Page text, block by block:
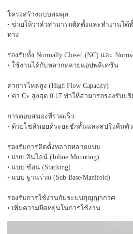
โครงสร้างแบบสมดุล
• ช่วยให้วาล์วสามารถติดตั้งและทำงานได้
ทาง
รองรับทั้ง Normally Closed (NC) และ
• ใช้งานได้กับหลากหลายแอปพลิเคชัน
ค่าการไหลสูง (High Flow Capacity)
• ค่า Cv สูงสุด 0.17 ทำให้สามารถรองรับป
การตอบสนองที่รวดเร็ว
• ด้วยโซลินอยด์ระยะชักสั้นและสปริงคืนตั
รองรับการติดตั้งหลากหลายแบบ
• แบบ อินไลน์ (Inline Mounting)
• แบบ ซ้อน (Stacking)
• แบบ ฐานร่วม (Sub Base/Manifold)
รองรับการใช้งานกับระบบสุญญากาศ
• เพิ่มความยืดหยุ่นในการใช้งาน